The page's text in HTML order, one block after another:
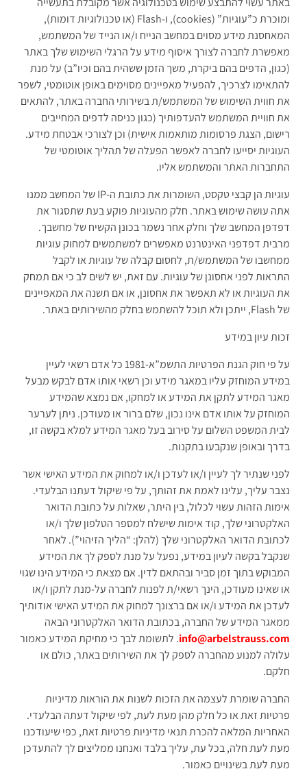
ומוכרת כ”עוגיות” (cookies), ו-Flash (או טכנולוגיות דומות),
המאחסנת מידע מסוים במחשב הנייח ו/או הנייד של המשתמש,
מאפשרת לחברה לצורך איסוף מידע על הרגלי השימוש שלך באתר
(כגון, הדפים בהם ביקרת, משך הזמן ששהית בהם וכיו”ב) על מנת
להתאימו לצרכיך, להפעיל מאפיינים מסוימים באופן אוטומטי, לשפר
את חווית השימוש של המשתמש/ת בשירותי החברה באתר, להתאים
את חוויית המשתמש להעדפותיך (כגון כניסה לדפים המחייבים
רישום, הצגת פרסומות מותאמות אישית) וכן לצורכי אבטחת מידע.
העוגיות יסייעו לחברה לאפשר הפעלה של תהליך אוטומטי של
התחברות האתר והמשתמש אליו.
עוגיות הן קבצי טקסט, השומרות את כתובת ה-IP של המחשב ממנו
אתה עושה שימוש באתר. חלק מהעוגיות פוקע בעת שתסגור את
דפדפן המחשב שלך וחלק אחר נשמר בכונן הקשיח של מחשבך.
מרבית דפדפני האינטרנט מאפשרים למשתמשים למחוק עוגיות
ממחשבו של המשתמש/ת, לחסום קבלה של עוגיות או לקבל
התראות לפני אחסונן של עוגיות. עם זאת, יש לשים לב כי אם תמחק
את העוגיות או לא תאפשר את אחסונן, או אם תשנה את המאפיינים
של Flash, ייתכן ולא תוכל להשתמש בחלק מהשירותים באתר.
זכות עיון במידע
על פי חוק הגנת הפרטיות התשמ”א-1981 כל אדם רשאי לעיין
במידע המוחזק עליו במאגר מידע וכן רשאי אותו אדם לבקש מבעל
מאגר המידע לתקן את המידע או למחקו, אם נמצא שהמידע
המוחזק על אותו אדם אינו נכון, שלם ברור או מעודכן. ניתן לערער
לבית המשפט השלום על סירוב בעל מאגר המידע למלא בקשה זו,
בדרך ובאופן שנקבעו בתקנות.
לפני שנתיר לך לעיין ו/או לעדכן ו/או למחוק את המידע האישי אשר
נצבר עליך, עלינו לאמת את זהותך, על פי שיקול דעתנו הבלעדי.
אימות הזהות עשוי לכלול, בין היתר, שאלות על כתובת הדואר
האלקטרוני שלך, קוד אימות שישלח למספר הטלפון שלך ו/או
לכתובת הדואר האלקטרוני שלך (להלן: “הליך הזיהוי”). לאחר
שנקבל בקשה לעיון במידע, נפעל על מנת לספק לך את המידע
המבוקש בתוך זמן סביר ובהתאם לדין. אם מצאת כי המידע הינו שגוי
או שאינו מעודכן, הינך רשאי/ת לפנות לחברה על-מנת לתקן ו/או
לעדכן את המידע ו/או אם ברצונך למחוק את המידע האישי אודותיך
ממאגר המידע של החברה, בכתובת הדואר האלקטרוני הבאה
info@arbelstrauss.com. לתשומת לבך כי מחיקת המידע כאמור
עלולה למנוע מהחברה לספק לך את השירותים באתר, כולם או
חלקם.
החברה שומרת לעצמה את הזכות לשנות את הוראות מדיניות
פרטיות זאת או כל חלק מהן מעת לעת, לפי שיקול דעתה הבלעדי.
האחריות המלאה להכרת תנאי מדיניות פרטיות זאת, כפי שיעודכנו
מעת לעת חלה, בכל עת, עליך בלבד ואנחנו ממליצים לך להתעדכן
מעת לעת בשינויים כאמור.